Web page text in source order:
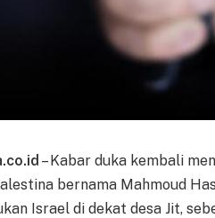
– Kabar duka kembali
bernama Mahmoud
Israel di dekat desa Jit,